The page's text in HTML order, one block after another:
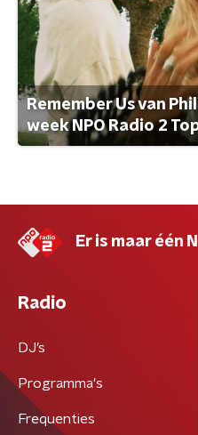
Remember Us van
week NPO Radio 2
Er is maar één
Radio
DJ’s
Programma's
Frequenties